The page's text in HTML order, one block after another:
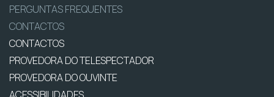
PERGUNTAS FREQUENTES
CONTACTOS
CONTACTOS
PROVEDORA DO TELESPECTADOR
PROVEDORA DO OUVINTE